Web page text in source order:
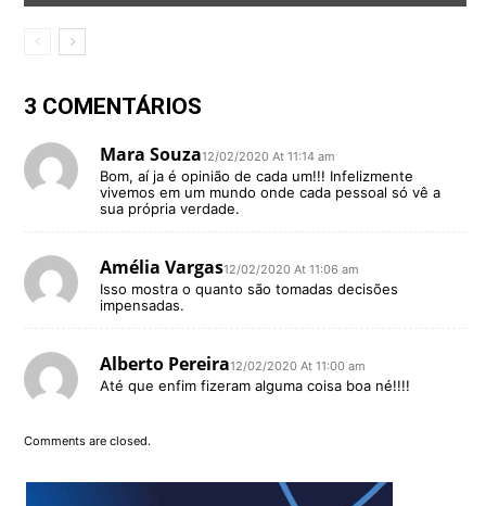
3 COMENTÁRIOS
Mara Souza12/02/2020 At 11:14 am
Bom, aí ja é opinião de cada um!!! Infelizmente
vivemos em um mundo onde cada pessoal só vê a
sua própria verdade.
Amélia Vargas12/02/2020 At 11:06 am
Isso mostra o quanto são tomadas decisões
impensadas.
Alberto Pereira12/02/2020 At 11:00 am
Até que enfim fizeram alguma coisa boa né!!!!
Comments are closed.